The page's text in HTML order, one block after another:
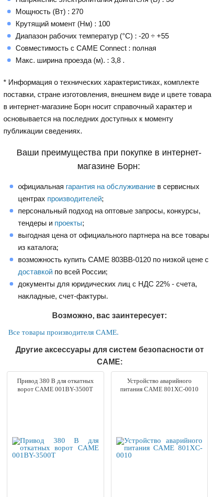
Мощность (Вт) : 270
Крутящий момент (Нм) : 100
Диапазон рабочих температур (°C) : -20 ÷ +55
Совместимость с CAME Connect : полная
Макс. ширина проезда (м). : 3,8 .
* Информация о технических характеристиках, комплекте
поставки, стране изготовления, внешнем виде и цвете товара
в интернет-магазине Борн носит справочный характер и
основывается на последних доступных к моменту
публикации сведениях.
Ваши преимущества при покупке в интернет-
магазине Борн:
официальная гарантия на обслуживание в сервисных
центрах производителей;
персональный подход на оптовые запросы, конкурсы,
тендеры и проекты;
выгодная цена от официального партнера на все товары
из каталога;
возможность купить CAME 803BB-0120 по низкой цене с
доставкой по всей России;
документы для юридических лиц с НДС 22% - счета,
накладные, счет-фактуры.
Возможно, вас заинтересует:
Все товары производителя CAME.
Другие аксессуары для систем безопасности от
CAME:
Привод 380 В для откатных
ворот CAME 001BY-3500T
Устройство аварийного
питания CAME 801XC-0010